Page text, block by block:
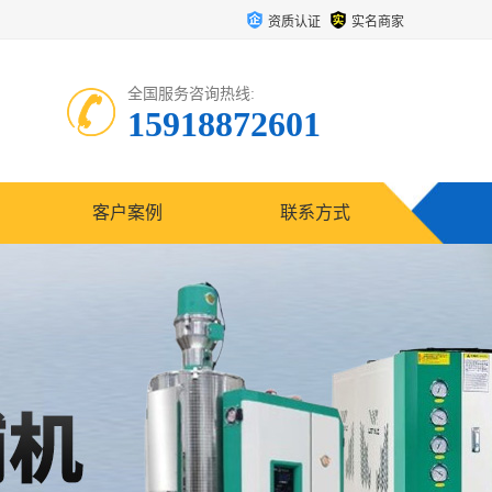
资质认证 实名商家
全国服务咨询热线:
15918872601
客户案例 联系方式